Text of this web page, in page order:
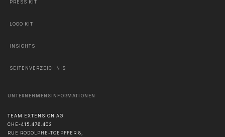
PRESS KIT
LOGO KIT
INSIGHTS
SEITENVERZEICHNIS
UNTERNEHMENSINFORMATIONEN
TEAM EXTENSION AG
CHE-415.476.402
RUE RODOLPHE-TOEPFFER 8,